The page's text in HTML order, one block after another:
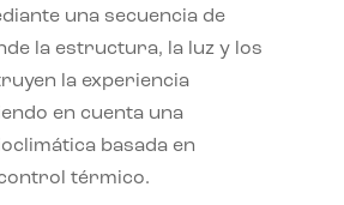
una secuencia de
la estructura, la luz y los
la experiencia
en cuenta una
basada en
térmico.